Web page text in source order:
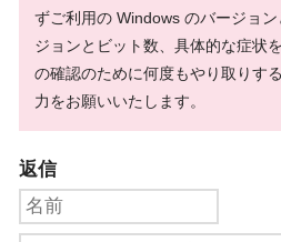
ずご利用の Windows のバージョ
ジョンとビット数、具体的な症状
の確認のために何度もやり取りす
力をお願いいたします。
返信